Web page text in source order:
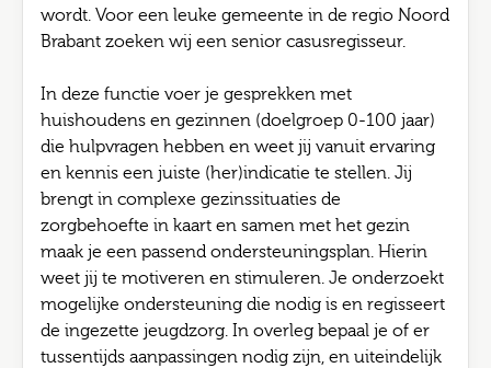
wordt. Voor een leuke gemeente in de regio Noord
Brabant zoeken wij een senior casusregisseur.
In deze functie voer je gesprekken met
huishoudens en gezinnen (doelgroep 0-100 jaar)
die hulpvragen hebben en weet jij vanuit ervaring
en kennis een juiste (her)indicatie te stellen. Jij
brengt in complexe gezinssituaties de
zorgbehoefte in kaart en samen met het gezin
maak je een passend ondersteuningsplan. Hierin
weet jij te motiveren en stimuleren. Je onderzoekt
mogelijke ondersteuning die nodig is en regisseert
de ingezette jeugdzorg. In overleg bepaal je of er
tussentijds aanpassingen nodig zijn, en uiteindelijk